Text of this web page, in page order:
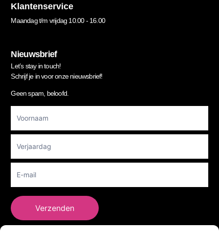
Klantenservice
Maandag t/m vrijdag 10.00 - 16.00
Nieuwsbrief
Let’s stay in touch!
Schrijf je in voor onze nieuwsbrief!
Geen spam, beloofd.
Newsletter
Verzenden